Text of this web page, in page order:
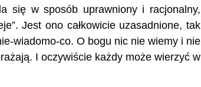
się w sposób uprawniony i racjonalny,
Jest ono całkowicie uzasadnione, tak
wiadomo-co. O bogu nic nie wiemy i nie
I oczywiście każdy może wierzyć w